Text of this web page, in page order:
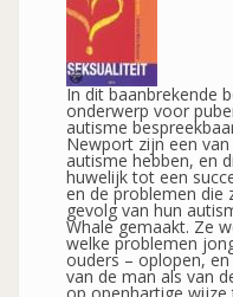
In dit baanbrekende
onderwerp voor
autisme
Newport zijn een
autisme hebben, en
huwelijk tot een
en de problemen die
gevolg van hun
Whale gemaakt. Ze
welke problemen
ouders – oplopen,
van de man als van